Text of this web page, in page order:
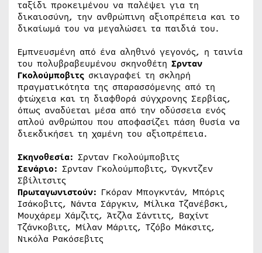
ταξίδι προκειμένου να παλέψει για τη
δικαιοσύνη, την ανθρώπινη αξιοπρέπεια και το
δικαίωμά του να μεγαλώσει τα παιδιά του.
Εμπνευσμένη από ένα αληθινό γεγονός, η ταινία
του πολυβραβευμένου σκηνοθέτη Σρνταν
Γκολούμποβιτς σκιαγραφεί τη σκληρή
πραγματικότητα της σπαρασσόμενης από τη
φτώχεια και τη διαφθορά σύγχρονης Σερβίας,
όπως αναδύεται μέσα από την οδύσσεια ενός
απλού ανθρώπου που αποφασίζει πάση θυσία να
διεκδικήσει τη χαμένη του αξιοπρέπεια.
Σκηνοθεσία: Σρνταν Γκολούμποβιτς
Σενάριο: Σρνταν Γκολούμποβιτς, Όγκντζεν
Σβίλιτσιτς
Πρωταγωνιστούν: Γκόραν Μπογκντάν, Μπόρις
Ισάκοβιτς, Νάντα Σάργκιν, Μίλικα Τζανέβσκι,
Μουχάρεμ Χάμζιτς, Άτζλα Σάντιτς, Βαχίντ
Τζάνκοβιτς, Μίλαν Μάριτς, Τζόβο Μάκσιτς,
Νικόλα Ρακόσεβιτς